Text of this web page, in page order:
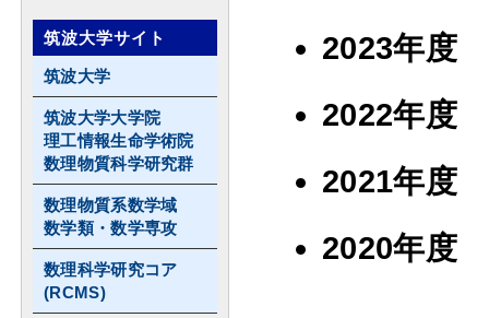
2023年
2022年
2021年
2020年
筑波大学サイト
筑波大学
筑波大学大学院
理工情報生命学術院
数理物質科学研究群
数理物質系数学域
数学類・数学専攻
数理科学研究コア
(RCMS)